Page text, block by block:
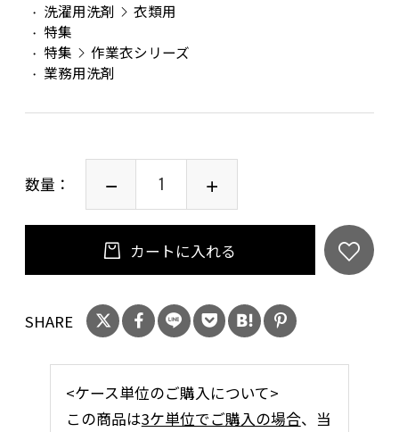
洗濯用洗剤
衣類用
特集
特集
作業衣シリーズ
業務用洗剤
数量：
カートに入れる
SHARE
<ケース単位のご購入について>
この商品は3ケ単位でご購入の場合、当